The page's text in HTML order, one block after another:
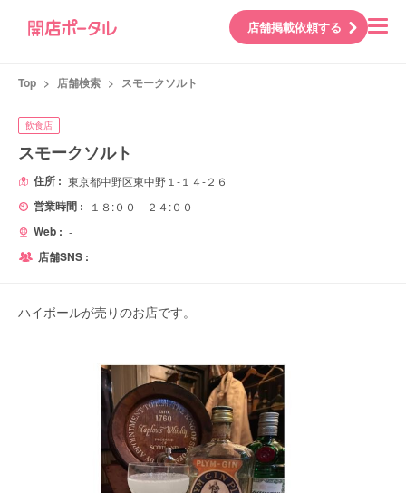
店舗掲載依頼する
Top > 店舗検索 > スモークソルト
飲食店
スモークソルト
住所 : 東京都中野区東中野１-１４-２６
営業時間 : １８:００－２４:００
Web : -
店舗SNS :
ハイボールが売りのお店です。